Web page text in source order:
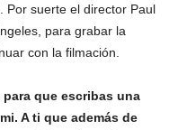
Por suerte el director Paul
para grabar la
con la filmación.
que escribas una
A ti que además de